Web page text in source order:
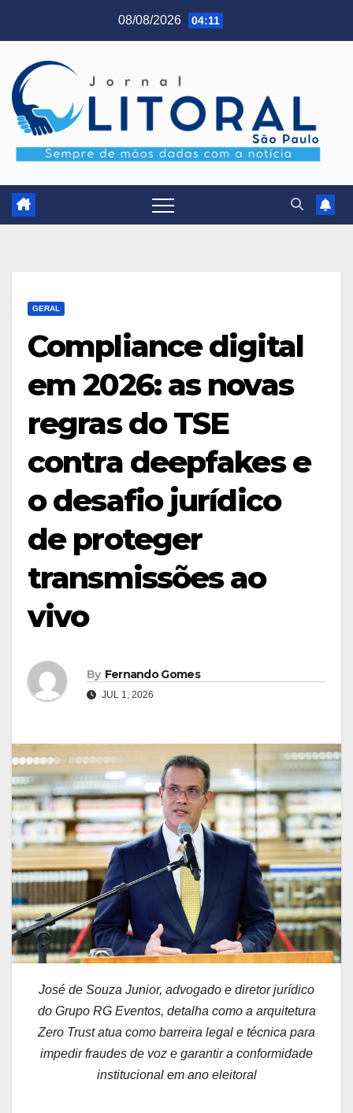
08/08/2026 04:11
GERAL
Compliance digital
em 2026: as novas
regras do TSE
contra deepfakes e
o desafio jurídico
de proteger
transmissões ao
vivo
By Fernando Gomes
JUL 1, 2026
José de Souza Junior, advogado e diretor jurídico
do Grupo RG Eventos, detalha como a arquitetura
Zero Trust atua como barreira legal e técnica para
impedir fraudes de voz e garantir a conformidade
institucional em ano eleitoral